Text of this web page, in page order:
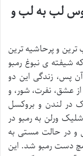
لب به لب و
ترین و پرحاشیه ترین
شیفته ی نبوغ رمبو
پس، زندگی این دو
عشق، نفرت، شور، و
در لندن و بروکسل
ورلن به رمبو در
و در حالت مستی به
دست رمبو شد. این